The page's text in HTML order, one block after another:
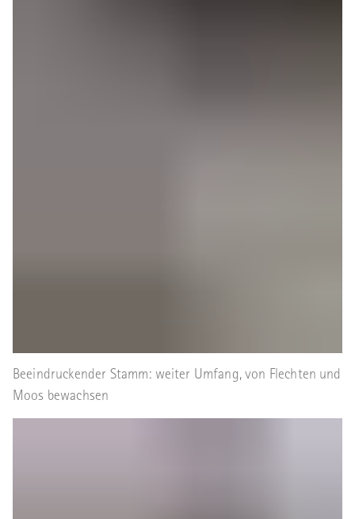
Beeindruckender Stamm: weiter Umfang, von Flechten und
Moos bewachsen